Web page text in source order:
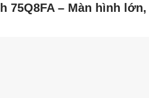
75Q8FA – Màn hình